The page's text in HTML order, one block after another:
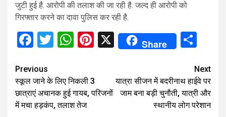
जुटी हुई है. आरोपी की तलाश की जा रही है. जल्द ही आरोपी को
गिरफ्तार करने का दावा पुलिस कर रही है.
Facebook
Twitter
WhatsApp
Pinterest
X Share
Continue
Reading
Previous
स्कूल जाने के लिए निकली 3
छात्राएं अचानक हुई गायब, परिजनों
में मचा हड़कंप, तलाश तेज
Next
यात्रा सीजन में बदरीनाथ हाईवे पर
जाम बना बड़ी चुनौती, यात्री और
स्थानीय लोग परेशान